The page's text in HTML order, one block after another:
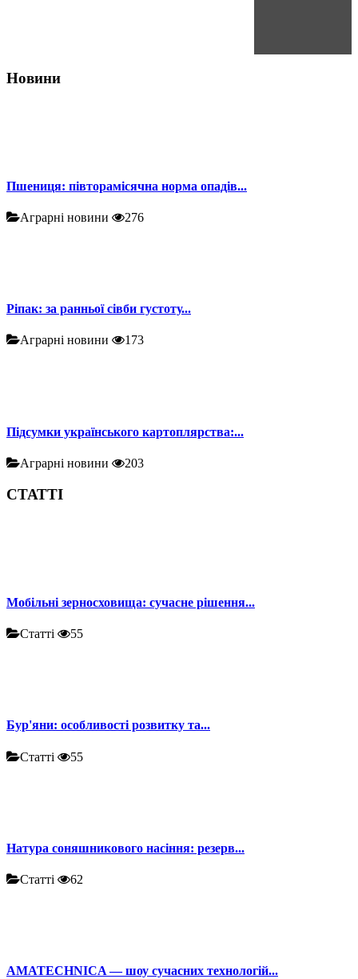
Новини
Пшениця: півторамісячна норма опадів...
Аграрні новини 276
Ріпак: за ранньої сівби густоту...
Аграрні новини 173
Підсумки українського картоплярства:...
Аграрні новини 203
СТАТТІ
Мобільні зерносховища: сучасне рішення...
Статті 55
Бур'яни: особливості розвитку та...
Статті 55
Натура соняшникового насіння: резерв...
Статті 62
AMATECHNICA — шоу сучасних технологій...